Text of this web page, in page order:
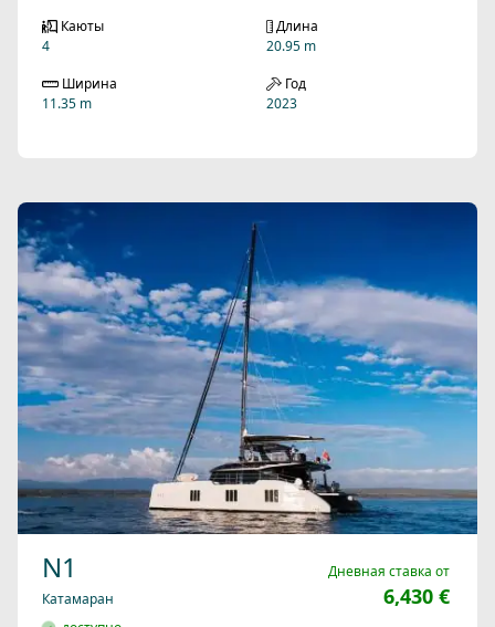
Каюты
4
Длина
20.95 m
Ширина
11.35 m
Год
2023
N1
Катамаран
Дневная ставка от
6,430 €